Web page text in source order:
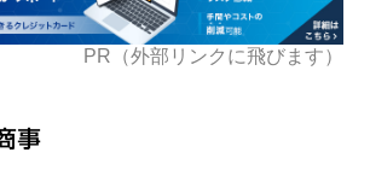
PR（外部リンクに飛びます）